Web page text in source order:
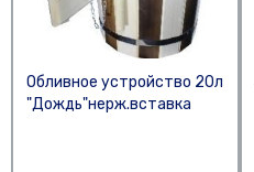
Обливное устройство 20л
"Дождь"нерж.вставка